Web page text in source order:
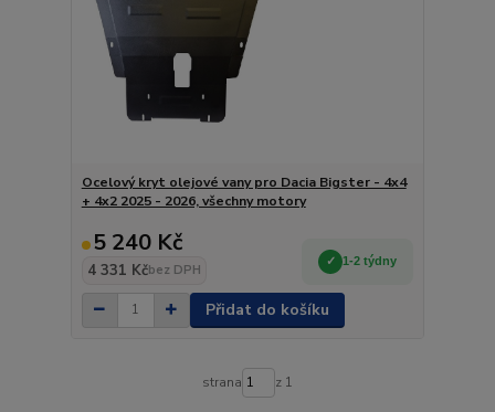
Ocelový kryt olejové vany pro Dacia Bigster - 4x4
+ 4x2 2025 - 2026, všechny motory
5 240 Kč
4 331 Kčbez DPH
1-2 týdny
Přidat do košíku
strana z 1